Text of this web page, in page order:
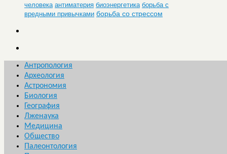
человека антиматерия биоэнергетика борьба с
вредными привычками борьба со стрессом
Антропология
Археология
Астрономия
Биология
География
Лженаука
Медицина
Общество
Палеонтология